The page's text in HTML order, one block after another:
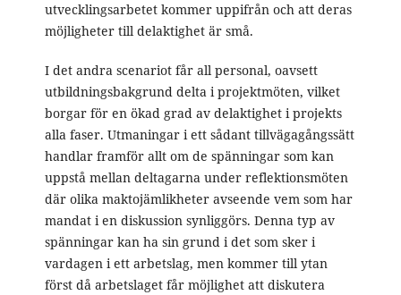
utvecklingsarbetet kommer uppifrån och att deras
möjligheter till delaktighet är små.
I det andra scenariot får all personal, oavsett
utbildningsbakgrund delta i projektmöten, vilket
borgar för en ökad grad av delaktighet i projekts
alla faser. Utmaningar i ett sådant tillvägagångssätt
handlar framför allt om de spänningar som kan
uppstå mellan deltagarna under reflektionsmöten
där olika maktojämlikheter avseende vem som har
mandat i en diskussion synliggörs. Denna typ av
spänningar kan ha sin grund i det som sker i
vardagen i ett arbetslag, men kommer till ytan
först då arbetslaget får möjlighet att diskutera